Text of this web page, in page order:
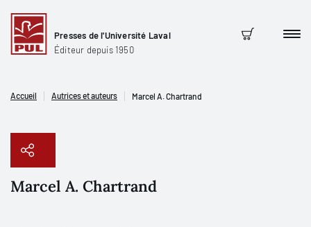
Presses de l'Université Laval
Éditeur depuis 1950
Panier
Accueil Autrices et auteurs Marcel A. Chartrand
Marcel A. Chartrand